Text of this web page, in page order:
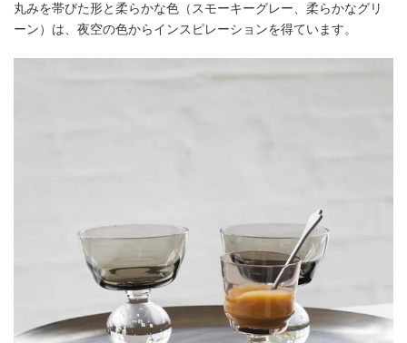
丸みを帯びた形と柔らかな色（スモーキーグレー、柔らかなグリ
ーン）は、夜空の色からインスピレーションを得ています。